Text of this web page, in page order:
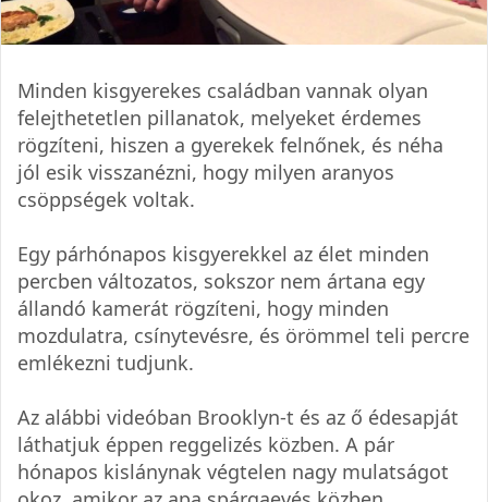
Minden kisgyerekes családban vannak olyan
felejthetetlen pillanatok, melyeket érdemes
rögzíteni, hiszen a gyerekek felnőnek, és néha
jól esik visszanézni, hogy milyen aranyos
csöppségek voltak.
Egy párhónapos kisgyerekkel az élet minden
percben változatos, sokszor nem ártana egy
állandó kamerát rögzíteni, hogy minden
mozdulatra, csínytevésre, és örömmel teli percre
emlékezni tudjunk.
Az alábbi videóban Brooklyn-t és az ő édesapját
láthatjuk éppen reggelizés közben. A pár
hónapos kislánynak végtelen nagy mulatságot